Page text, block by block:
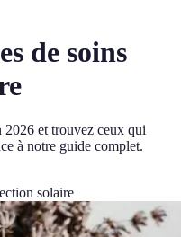
de soins
2026 et trouvez ceux qui
à notre guide complet.
solaire